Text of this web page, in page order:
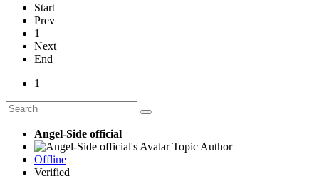
Start
Prev
1
Next
End
1
Angel-Side official
Topic Author
Offline
Verified